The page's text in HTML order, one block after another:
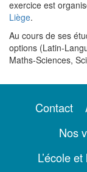
exercice est
Liège.
Au cours de ses
options (Latin-
Maths-Sciences,
Contact
Nos
L’école